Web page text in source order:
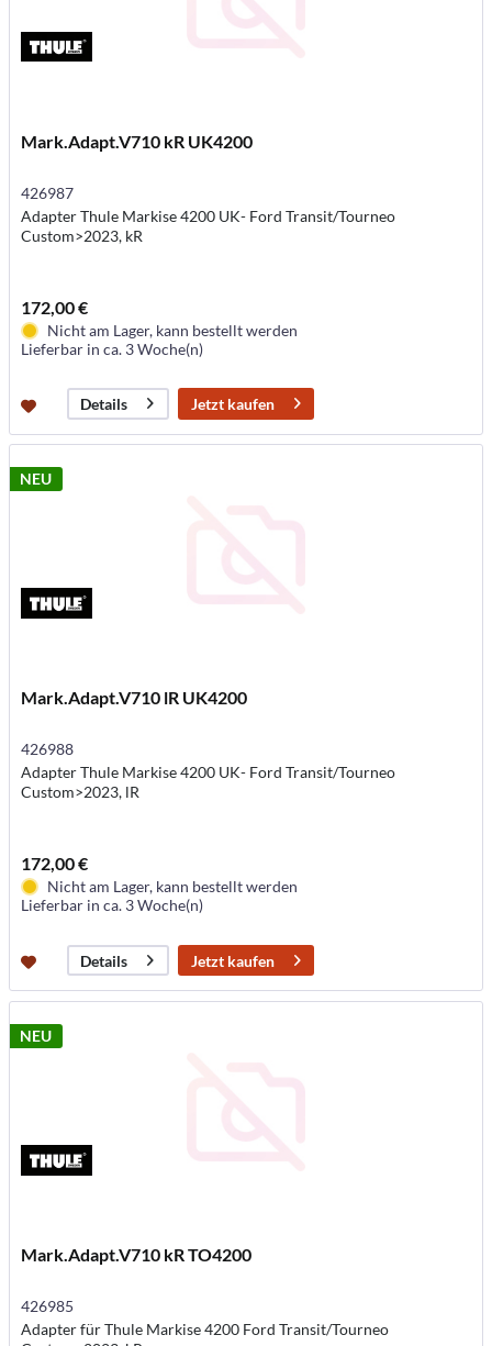
Mark.Adapt.V710 kR UK4200
426987
Adapter Thule Markise 4200 UK- Ford Transit/Tourneo
Custom>2023, kR
172,00 €
Nicht am Lager, kann bestellt werden
Lieferbar in ca. 3 Woche(n)
Details Jetzt kaufen
NEU
Mark.Adapt.V710 lR UK4200
426988
Adapter Thule Markise 4200 UK- Ford Transit/Tourneo
Custom>2023, lR
172,00 €
Nicht am Lager, kann bestellt werden
Lieferbar in ca. 3 Woche(n)
Details Jetzt kaufen
NEU
Mark.Adapt.V710 kR TO4200
426985
Adapter für Thule Markise 4200 Ford Transit/Tourneo